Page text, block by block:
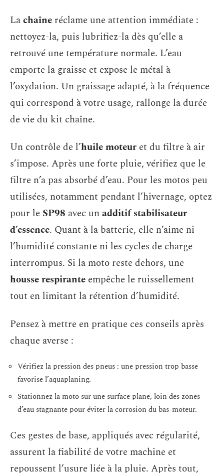
Lachaîne réclame une attention immédiate :
nettoyez-la, puis lubrifiez-la dès qu’elle a
retrouvé une température normale. L’eau
emporte la graisse et expose le métal à
l’oxydation. Un graissage adapté, à la fréquence
qui correspond à votre usage, rallonge la durée
de vie du kit chaîne.
Un contrôle de l’huile moteur et du filtre à air
s’impose. Après une forte pluie, vérifiez que le
filtre n’a pas absorbé d’eau. Pour les motos peu
utilisées, notamment pendant l’hivernage, optez
pour le SP98 avec unadditif stabilisateur
d’essence. Quant à la batterie, elle n’aime ni
l’humidité constante ni les cycles de charge
interrompus. Si la moto reste dehors, une
housse respirante empêche le ruissellement
tout en limitant la rétention d’humidité.
Pensez à mettre en pratique ces conseils après
chaque averse :
Vérifiez la pression des pneus : une pression trop basse
favorise l’aquaplaning.
Stationnez la moto sur une surface plane, loin des zones
d’eau stagnante pour éviter la corrosion du bas-moteur.
Ces gestes de base, appliqués avec régularité,
assurent la fiabilité de votre machine et
repoussent l’usure liée à la pluie. Après tout,